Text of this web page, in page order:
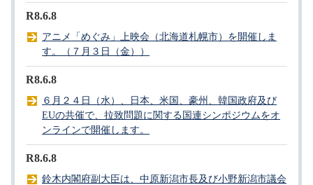
R8.6.8
アニメ「めぐみ」上映会（北海道札幌市）を開催しま
す。（７月３日（金））
R8.6.8
６月２４日（水）、日本、米国、豪州、韓国政府及び
EUの共催で、拉致問題に関する国連シンポジウムをオ
ンラインで開催します。
R8.6.8
鈴木内閣府副大臣は、中原新潟市長及び小野新潟市議会